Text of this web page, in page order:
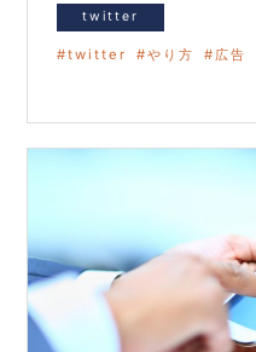
twitter
twitter やり方 広告